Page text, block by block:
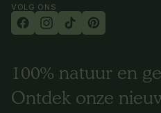
VOLG ONS
100% natuur en
Ontdek onze